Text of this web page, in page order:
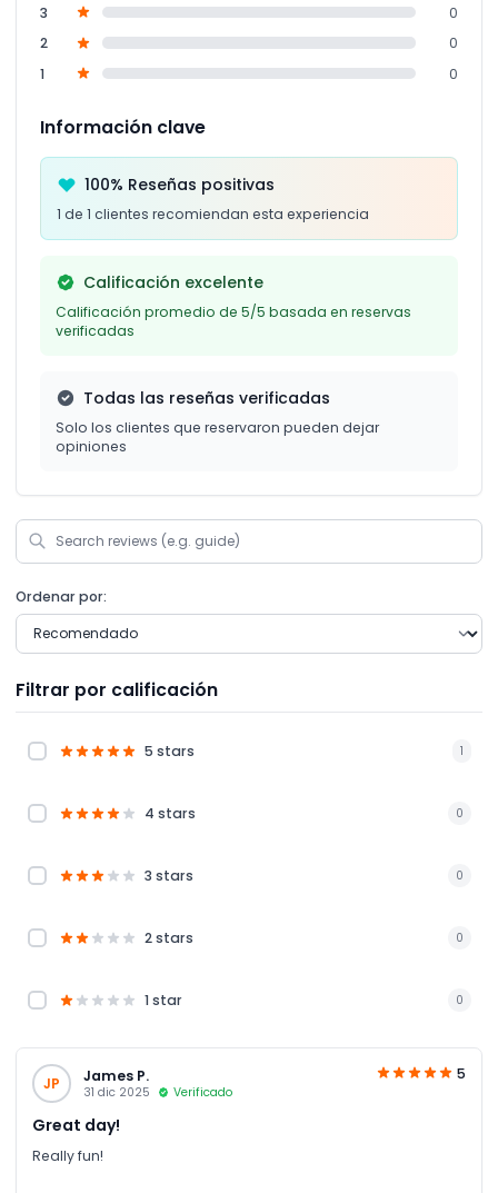
3
0
2
0
1
0
Información clave
100% Reseñas positivas
1 de 1 clientes recomiendan esta experiencia
Calificación excelente
Calificación promedio de 5/5 basada en reservas
verificadas
Todas las reseñas verificadas
Solo los clientes que reservaron pueden dejar
opiniones
Ordenar por:
Filtrar por calificación
5 stars 1
4 stars 0
3 stars 0
2 stars 0
1 star 0
JP James P.
31 dic 2025 Verificado
5
Great day!
Really fun!